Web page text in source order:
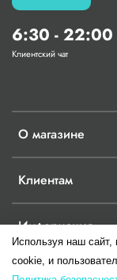
О магазине
Клиентам
Информация
6:30 - 22:00
Клиентский чат
Используя наш сайт,
cookie, и